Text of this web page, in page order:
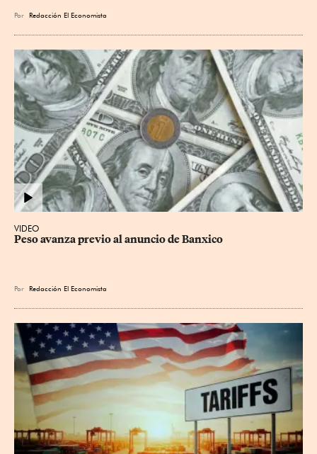
Por Redacción El Economista
VIDEO
Peso avanza previo al anuncio de Banxico
Por Redacción El Economista